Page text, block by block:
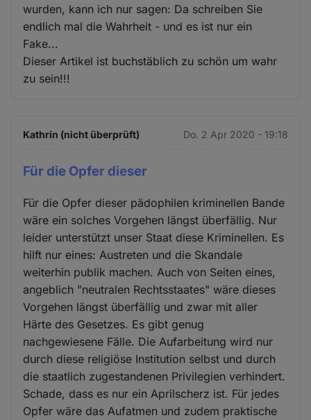
wurden, kann ich nur sagen: Da schreiben Sie
endlich mal die Wahrheit - und es ist nur ein
Fake...
Dieser Artikel ist buchstäblich zu schön um wahr
zu sein!!!
Kathrin (nicht überprüft) Do. 2 Apr 2020 - 19:18
Für die Opfer dieser
Für die Opfer dieser pädophilen kriminellen Bande
wäre ein solches Vorgehen längst überfällig. Nur
leider unterstützt unser Staat diese Kriminellen. Es
hilft nur eines: Austreten und die Skandale
weiterhin publik machen. Auch von Seiten eines,
angeblich "neutralen Rechtsstaates" wäre dieses
Vorgehen längst überfällig und zwar mit aller
Härte des Gesetzes. Es gibt genug
nachgewiesene Fälle. Die Aufarbeitung wird nur
durch diese religiöse Institution selbst und durch
die staatlich zugestandenen Privilegien verhindert.
Schade, dass es nur ein Aprilscherz ist. Für jedes
Opfer wäre das Aufatmen und zudem praktische